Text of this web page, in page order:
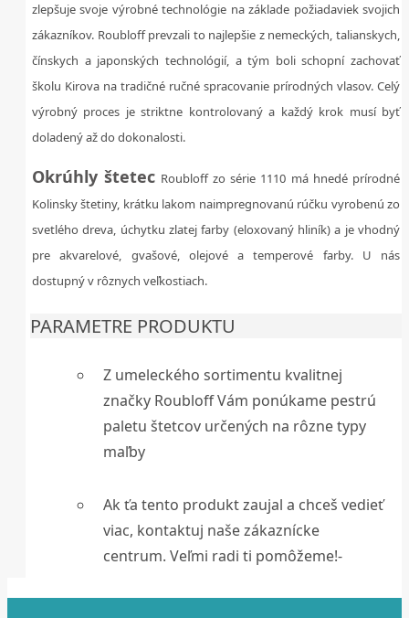
zlepšuje svoje výrobné technológie na základe požiadaviek svojich
zákazníkov. Roubloff prevzali to najlepšie z nemeckých, talianskych,
čínskych a japonských technológií, a tým boli schopní zachovať
školu Kirova na tradičné ručné spracovanie prírodných vlasov. Celý
výrobný proces je striktne kontrolovaný a každý krok musí byť
doladený až do dokonalosti.
Okrúhly štetec Roubloff zo série 1110 má hnedé prírodné
Kolinsky štetiny, krátku lakom naimpregnovanú rúčku vyrobenú zo
svetlého dreva, úchytku zlatej farby (eloxovaný hliník) a je vhodný
pre akvarelové, gvašové, olejové a temperové farby. U nás
dostupný v rôznych veľkostiach.
PARAMETRE PRODUKTU
Z umeleckého sortimentu kvalitnej
značky Roubloff Vám ponúkame pestrú
paletu štetcov určených na rôzne typy
maľby
Ak ťa tento produkt zaujal a chceš vedieť
viac, kontaktuj naše zákaznícke
centrum. Veľmi radi ti pomôžeme!-